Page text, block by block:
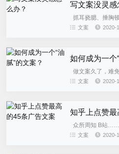
写文案没灵感
抓耳挠腮、捶胸
知道要写什么的这
文案 2020-
如何成为一个
做文案久了，难
岁的增长，感觉不
文案 2020-
知乎上点赞
众所周知 B站
面除了各种现编的
文案 2020-